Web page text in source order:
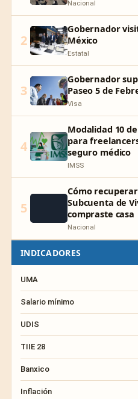
Nacional
2
Gobernador
México
Estatal
3
Gobernador
Paseo 5 de
Visa
4
Modalidad 10
para
seguro médico
IMSS
5
Cómo
Subcuenta de
compraste casa
Nacional
INDICADORES
UMA
Salario mínimo
UDIS
TIIE 28
Banxico
Inflación